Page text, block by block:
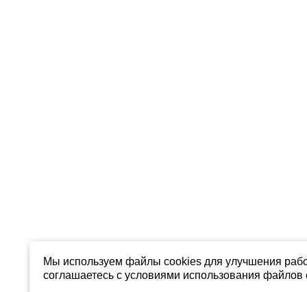
Мы используем файлы cookies для улучшения
соглашаетесь с условиями использования файлов